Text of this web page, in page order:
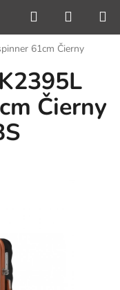
Hľadať
KOŠÍK
61cm Čierny
Čierny